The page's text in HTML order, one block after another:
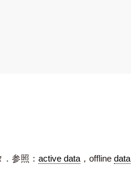
．参照：active data ，offlinedata